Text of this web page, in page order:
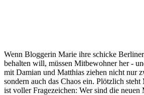
Wenn Bloggerin Marie ihre schicke
behalten will, müssen Mitbewohner her -
mit Damian und Matthias ziehen nicht nur
sondern auch das Chaos ein. Plötzlich
ist voller Fragezeichen: Wer sind die neuen